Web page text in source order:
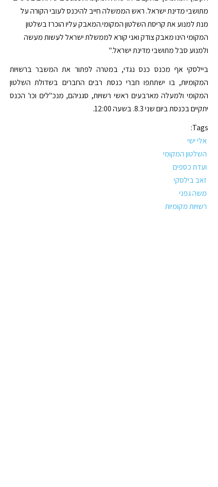
מתושבי מדינת ישראל. ראש הממשלה חייב להיכנס לעובי הקורה על
מנת למנוע את קריסת השלטון המקומי.המאבק עליו הוכרז בשלטון
המקומי הינו מאבק צודק ואני קורא לממשלת ישראל לעשות מעשה
ולמנוע סבל מתושבי מדינת ישראל."
ביילסקי אף מכנס כנס נגדי, במטרה לפתור את המשבר ברשויות
המקומיות, בו ישתתפו חברי כנסת רבים החברים בשדולת השלטון
המקומי ולמעלה מארבעים ראשי רשויות, סגניהם, מנכ"לים וכו' הכנס
יתקיים בכנסת ביום שני 8.3. בשעה 12:00.
Tags:
אלי ישי
השלטון המקומי
ועדת כספים
זאב בילסקי
משה גפני
רשויות מקומיות